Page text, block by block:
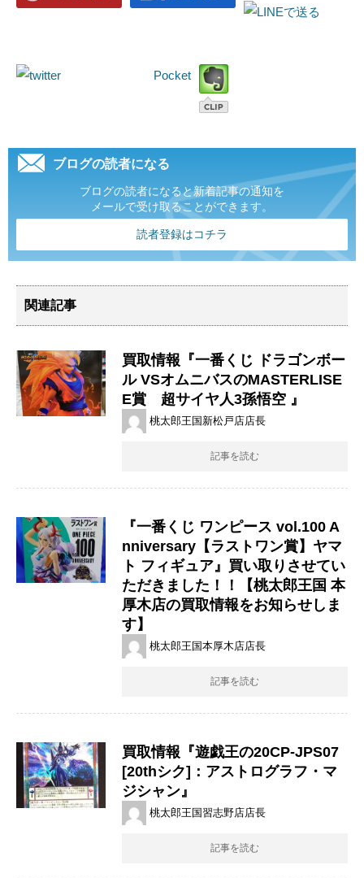
Pocket
ブログの読者になる
ブログの読者になると新着記事の通知を
メールで受け取ることができます。
読者登録はコチラ
関連記事
買取情報『一番くじ ​ドラゴンボー
ル ​VSオムニバスの​MASTERLISE ​
E賞 超サイヤ人3孫悟空 』
桃太郎王国新松戸店店長
記事を読む
『一番くじ ​ワンピース ​vol.100 ​A
nniversary【ラストワン賞】ヤマ
ト ​フィギュア』買い取りさせてい
ただきました！！【桃太郎王国 本
厚木店の買取情報をお知らせしま
す】
桃太郎王国本厚木店店長
記事を読む
買取情報『遊戯王の20CP-JPS07
[20thシク]：アストログラフ・マ
ジシャン』
桃太郎王国習志野店店長
記事を読む